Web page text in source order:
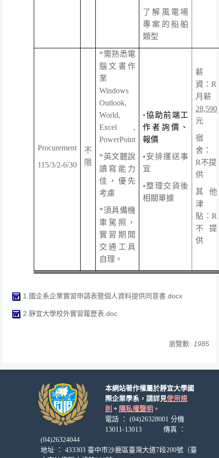
了解風電場
專案的船舶
類型
Procurement
115/3/2-6/30
不
限
*需熟悉電
腦文書作
業
Windows
Outlook,
World,
Excel ,
PowerPoint
*英文聽說
讀寫能力
佳，優先
考慮
*須具備機
車駕照，
實習期間
交通工具
自理。
•協助前端工
作者詢價、
報價
•安排運送事
宜
•整理交貨後
相關單據
薪
資： R
月薪
28,590
元
宿
舍：
R不提
供
其他
津
貼： R
不提
供
1.國企系企業實習申請表暨個人資料提供同意書.docx
2.靜宜大學校外實習履歷表.doc
瀏覽數: 1985
本網站著作權屬於靜宜大學國
際企業學系，請詳見使用規
則 。 隱私權聲明 。
電話 ： (04)26328001 分機
13011-13013 傳真 ：
(04)26324044
地址 ： 433303 臺中市沙鹿區臺灣大道7段200號（臺